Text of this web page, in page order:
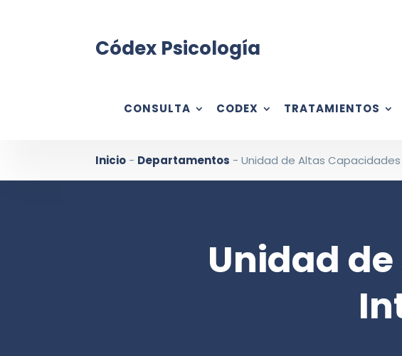
Códex Psicología
CONSULTA CODEX TRATAMIENTOS
Inicio - Departamentos -Unidad de Altas
Unidad